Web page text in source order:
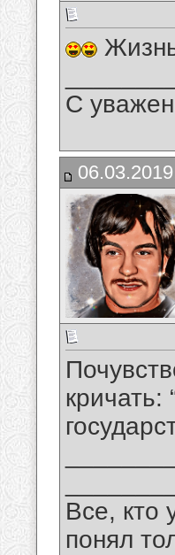
С
кричать:
Все, кто
понял